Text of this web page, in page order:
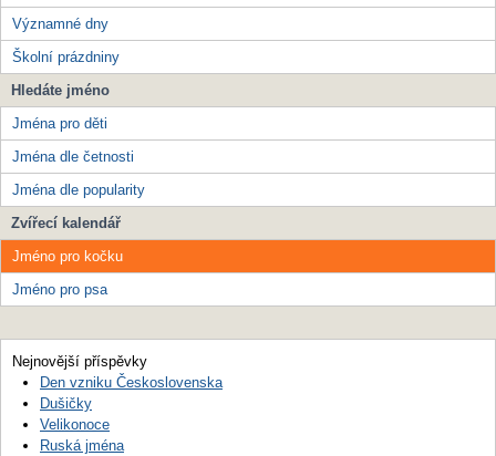
Významné dny
Školní prázdniny
Hledáte jméno
Jména pro děti
Jména dle četnosti
Jména dle popularity
Zvířecí kalendář
Jméno pro kočku
Jméno pro psa
Nejnovější příspěvky
Den vzniku Československa
Dušičky
Velikonoce
Ruská jména